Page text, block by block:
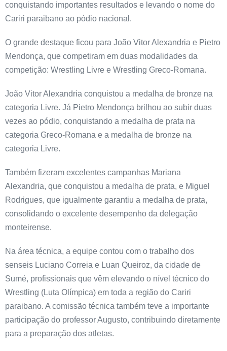
conquistando importantes resultados e levando o nome do
Cariri paraibano ao pódio nacional.
O grande destaque ficou para João Vitor Alexandria e Pietro
Mendonça, que competiram em duas modalidades da
competição: Wrestling Livre e Wrestling Greco-Romana.
João Vitor Alexandria conquistou a medalha de bronze na
categoria Livre. Já Pietro Mendonça brilhou ao subir duas
vezes ao pódio, conquistando a medalha de prata na
categoria Greco-Romana e a medalha de bronze na
categoria Livre.
Também fizeram excelentes campanhas Mariana
Alexandria, que conquistou a medalha de prata, e Miguel
Rodrigues, que igualmente garantiu a medalha de prata,
consolidando o excelente desempenho da delegação
monteirense.
Na área técnica, a equipe contou com o trabalho dos
senseis Luciano Correia e Luan Queiroz, da cidade de
Sumé, profissionais que vêm elevando o nível técnico do
Wrestling (Luta Olímpica) em toda a região do Cariri
paraibano. A comissão técnica também teve a importante
participação do professor Augusto, contribuindo diretamente
para a preparação dos atletas.